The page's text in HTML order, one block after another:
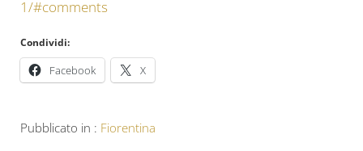
1/#comments
Condividi:
Facebook X
Pubblicato in : Fiorentina